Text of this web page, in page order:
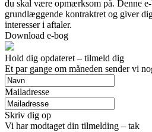
du skal være opmærksom på. Denne
grundlæggende kontraktret og giver
interesser i aftaler.
Download e-bog
Hold dig opdateret – tilmeld dig
Et par gange om måneden sender vi
Mailadresse
Skriv dig op
Vi har modtaget din tilmelding – tak